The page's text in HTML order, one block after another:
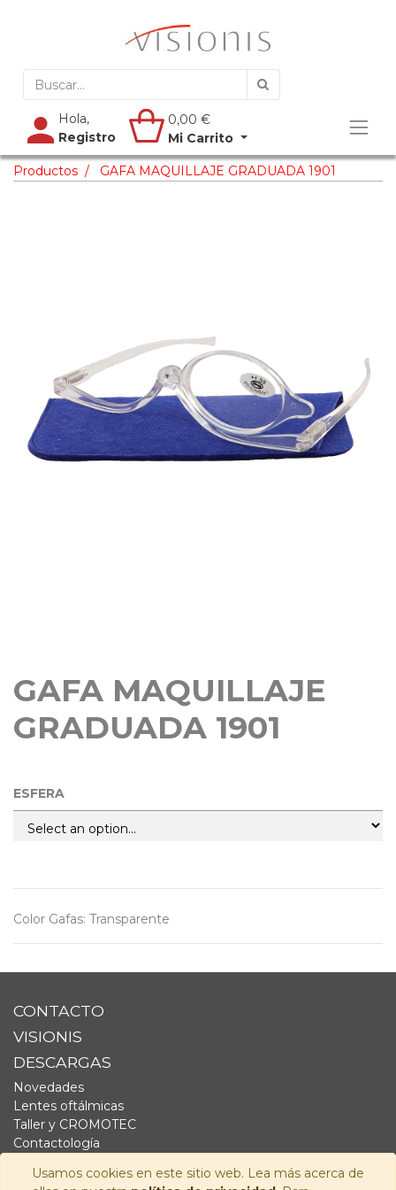
Usamos cookies en este sitio web. Lea más acerca de
Hola,
Registro
0,00 €
Mi Carrito
Productos GAFA MAQUILLAJE GRADUADA 1901
GAFA MAQUILLAJE
GRADUADA 1901
ESFERA
Color Gafas: Transparente
CONTACTO
VISIONIS
DESCARGAS
Novedades
Lentes oftálmicas
Taller y CROMOTEC
Contactología
Fornitura